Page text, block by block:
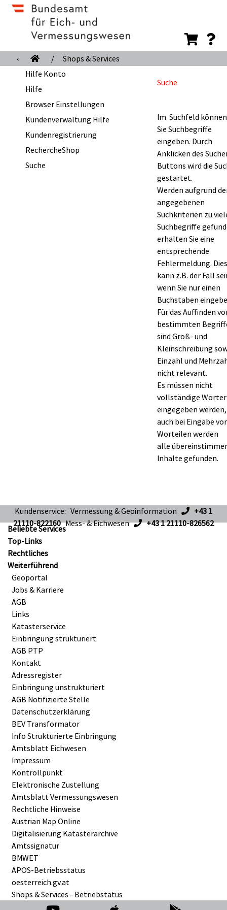
‹ /
Shops & Services
Hilfe Konto
Hilfe
Browser Einstellungen
Kundenverwaltung Hilfe
Kundenregistrierung
RechercheShop
Suche
Suche
Im Suchfeld können
Sie Suchbegriffe
eingeben. Durch
Anklicken des
Buttons wird die
gestartet.
Werden aufgrund
angegebenen
Suchkriterien zu
Suchbegriffe
erhalten Sie eine
entsprechende
Fehlermeldung. Dies
kann z.B. der Fall
wenn Sie nur einen
Buchstaben
Für das Auffinden
bestimmten
sind Groß- und
Kleinschreibung
Einzahl und
nicht relevant.
Es müssen nicht
vollständige Wörter
eingegeben werden,
auch bei Eingabe
Worteilen werden
alle
Inhalte gefunden.
Kundenservice: Vermessung & Geoinformation
+43 1
21110-822160Mess- & Eichwesen +43 1 21110-826562
Beliebte Services
Top-Links
Rechtliches
Weiterführend
Geoportal
Jobs & Karriere
AGB
Links
Katasterservice
Einbringung strukturiert
AGB PTP
Kontakt
Adressregister
Einbringung unstrukturiert
AGB Notifizierte Stelle
Datenschutzerklärung
BEV Transformator
Info Strukturierte Einbringung
Amtsblatt Eichwesen
Impressum
Kontrollpunkt
Elektronische Zustellung
Amtsblatt Vermessungswesen
Rechtliche Hinweise
Austrian Map Online
Digitalisierung Katasterarchive
Amtssignatur
BMWET
APOS-Betriebsstatus
oesterreich.gv.at
Shops & Services - Betriebstatus